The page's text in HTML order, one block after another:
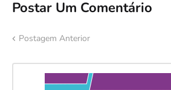
Postar Um Comentário
Postagem Anterior